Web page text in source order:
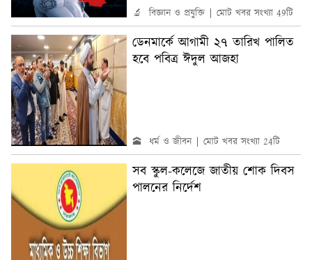
🔬 বিজ্ঞান ও প্রযুক্তি মোট খবর সংখ্যা 49টি
ডেনমার্কে আগামী ২৭ তারিখ পালিত
হবে পবিত্র ঈদুল আজহা
🕋 ধর্ম ও জীবন মোট খবর সংখ্যা 24টি
সব স্কুল-কলেজে জাতীয় শোক দিবস
পালনের নির্দেশ